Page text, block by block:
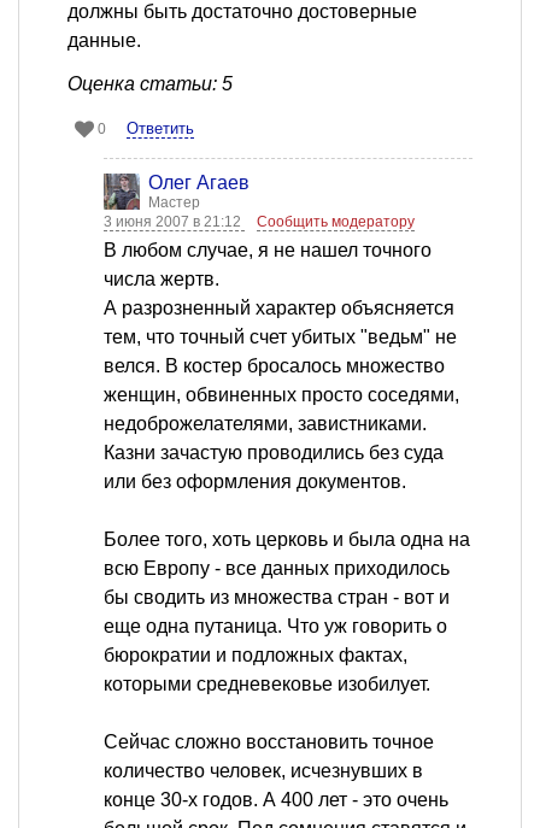
должны быть достаточно достоверные
данные.
Оценка статьи: 5
0 Ответить
Олег Агаев
Мастер
3 июня 2007 в 21:12
Сообщить модератору
В любом случае, я не нашел точного
числа жертв.
А разрозненный характер объясняется
тем, что точный счет убитых "ведьм" не
велся. В костер бросалось множество
женщин, обвиненных просто соседями,
недоброжелателями, завистниками.
Казни зачастую проводились без суда
или без оформления документов.
Более того, хоть церковь и была одна на
всю Европу - все данных приходилось
бы сводить из множества стран - вот и
еще одна путаница. Что уж говорить о
бюрократии и подложных фактах,
которыми средневековье изобилует.
Сейчас сложно восстановить точное
количество человек, исчезнувших в
конце 30-х годов. А 400 лет - это очень